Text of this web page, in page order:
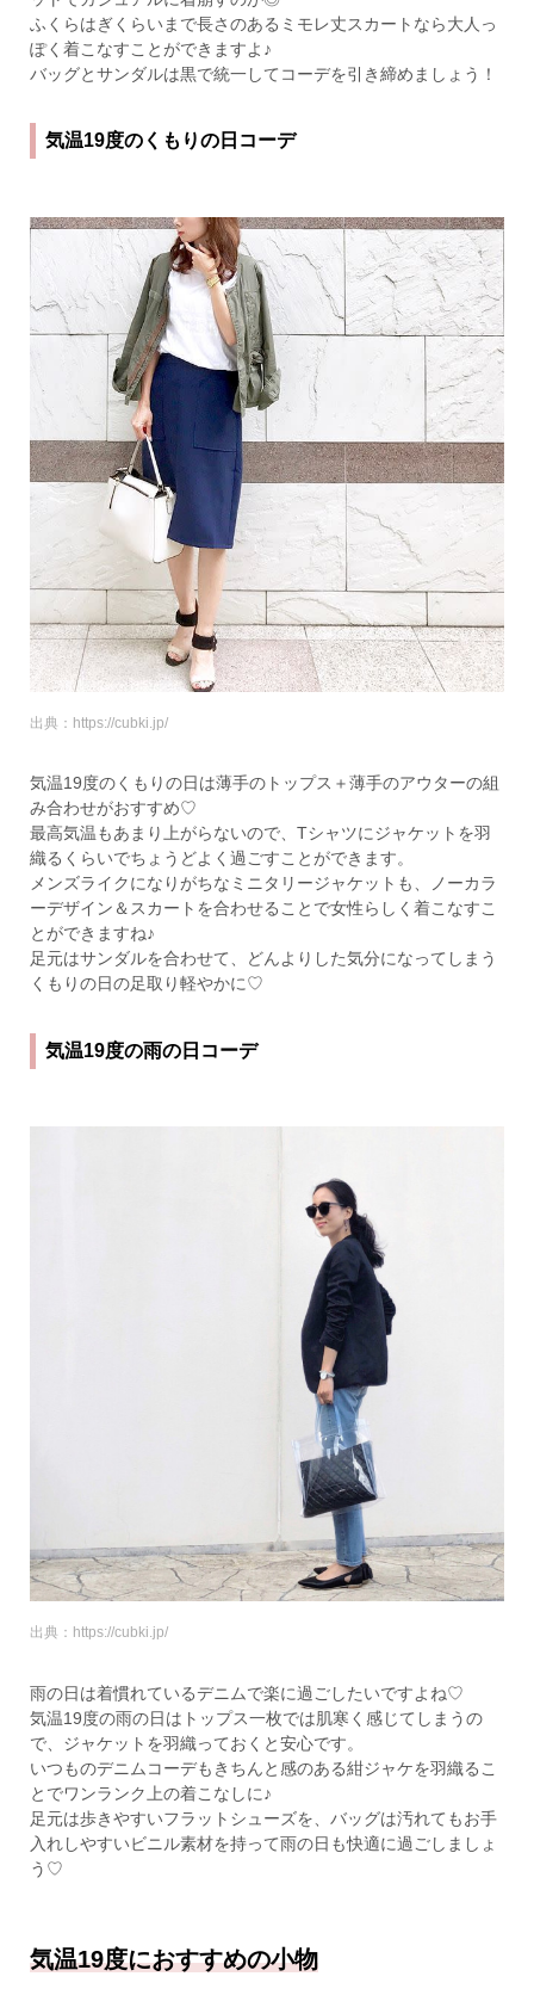
ふくらはぎくらいまで長さのあるミモレ丈スカートなら大人っ
ぽく着こなすことができますよ♪
バッグとサンダルは黒で統一してコーデを引き締めましょう！
気温19度のくもりの日コーデ
出典：https://cubki.jp/
気温19度のくもりの日は薄手のトップス＋薄手のアウターの組
み合わせがおすすめ♡
最高気温もあまり上がらないので、Tシャツにジャケットを羽
織るくらいでちょうどよく過ごすことができます。
メンズライクになりがちなミニタリージャケットも、ノーカラ
ーデザイン＆スカートを合わせることで女性らしく着こなすこ
とができますね♪
足元はサンダルを合わせて、どんよりした気分になってしまう
くもりの日の足取り軽やかに♡
気温19度の雨の日コーデ
出典：https://cubki.jp/
雨の日は着慣れているデニムで楽に過ごしたいですよね♡
気温19度の雨の日はトップス一枚では肌寒く感じてしまうの
で、ジャケットを羽織っておくと安心です。
いつものデニムコーデもきちんと感のある紺ジャケを羽織るこ
とでワンランク上の着こなしに♪
足元は歩きやすいフラットシューズを、バッグは汚れてもお手
入れしやすいビニル素材を持って雨の日も快適に過ごしましょ
う♡
気温19度におすすめの小物